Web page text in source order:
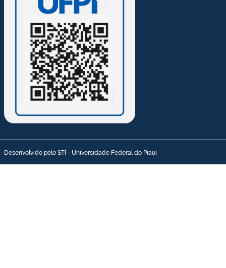
Desenvolvido pelo STI - Universidade Federal do Piauí